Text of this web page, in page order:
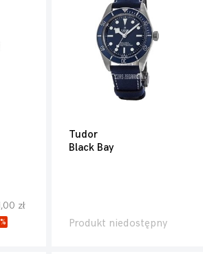
zł
Tudor
Black Bay
Produkt niedostępny